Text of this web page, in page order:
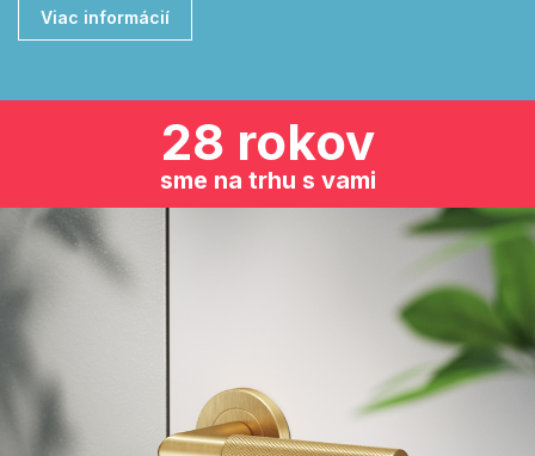
Viac informácií
28 rokov
sme na trhu s vami